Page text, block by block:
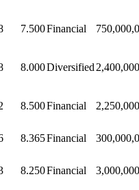
7.500Financial
8.000Diversified
8.500Financial
8.365Financial
8.250Financial